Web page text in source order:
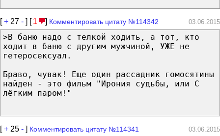
[+ 27 - ] [ 1 ] Комментировать цитату №114342 03.06.2015
>В баню надо с телкой ходить, а тот, кто
ходит в баню с другим мужчиной, УЖЕ не
гетеросексуал.
Браво, чувак! Еще один рассадник гомосятины
найден - это фильм "Ирония судьбы, или С
лёгким паром!"
[+ 25 - ] Комментировать цитату №114341 03.06.2015